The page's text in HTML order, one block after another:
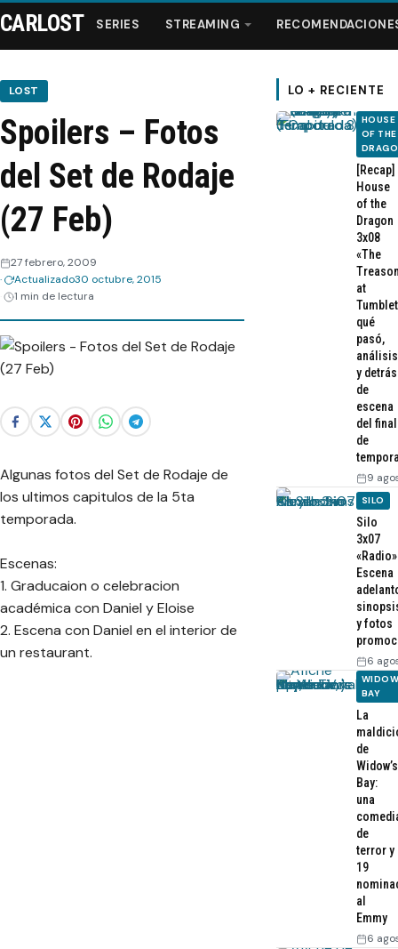
Series
Streaming
Recomendaciones
Videos
CARLOST SERIES STREAMING
LOST
Spoilers – Fotos
del Set de Rodaje
(27 Feb)
27 febrero, 2009
Actualizado30 octubre, 2015
1 min de lectura
Algunas fotos del Set de Rodaje de
los ultimos capitulos de la 5ta
temporada.
Escenas:
1. Graducaion o celebracion
académica con Daniel y Eloise
2. Escena con Daniel en el interior de
un restaurant.
LO + RECIENTE
HOUSE
OF THE
[Recap]
House
of the
Dragon
3x08
«The
at
qué
pasó,
análisis
y detrás
de
escena
del final
de
9
SILO
Silo
3x07
Escena
y fotos
6
BAY
La
de
Widow’s
Bay:
una
de
terror y
19
al
Emmy
6